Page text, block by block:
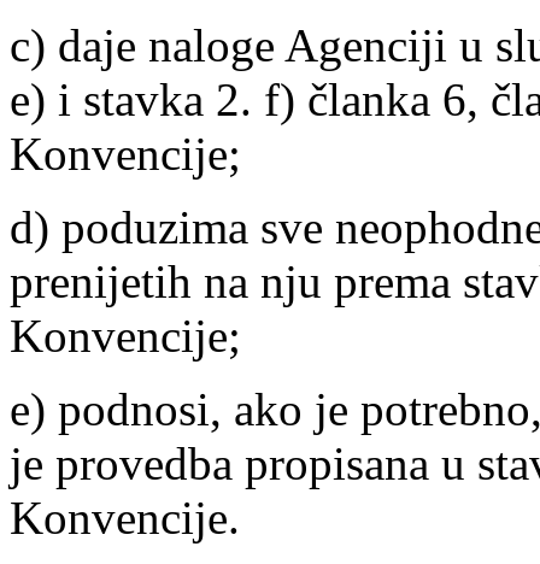
c) daje naloge Agenciji u
e) i stavka 2. f) članka 6,
Konvencije;
d) poduzima sve
prenijetih na nju prema
Konvencije;
e) podnosi, ako je
je provedba propisana u
Konvencije.